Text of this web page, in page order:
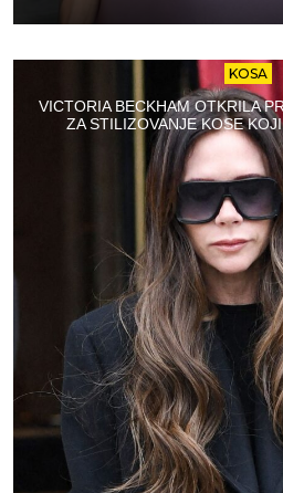
KOSA
VICTORIA BECKHAM OTKRILA
ZA STILIZOVANJE KOSE